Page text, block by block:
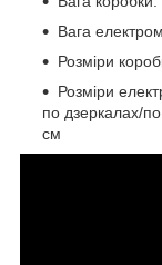
Вага
Розміри
Розміри
по дзеркалах/
см